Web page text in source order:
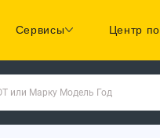
Сервисы Центр
или Марку Модель Год